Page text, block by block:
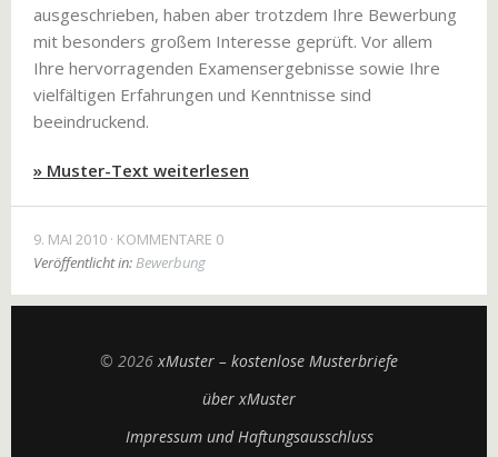
ausgeschrieben, haben aber trotzdem Ihre Bewerbung
mit besonders großem Interesse geprüft. Vor allem
Ihre hervorragenden Examensergebnisse sowie Ihre
vielfältigen Erfahrungen und Kenntnisse sind
beeindruckend.
» Muster-Text weiterlesen
9. MAI 2010 KOMMENTARE 0
Veröffentlicht in:Bewerbung
© 2026xMuster – kostenlose Musterbriefe
über xMuster
Impressum und Haftungsausschluss